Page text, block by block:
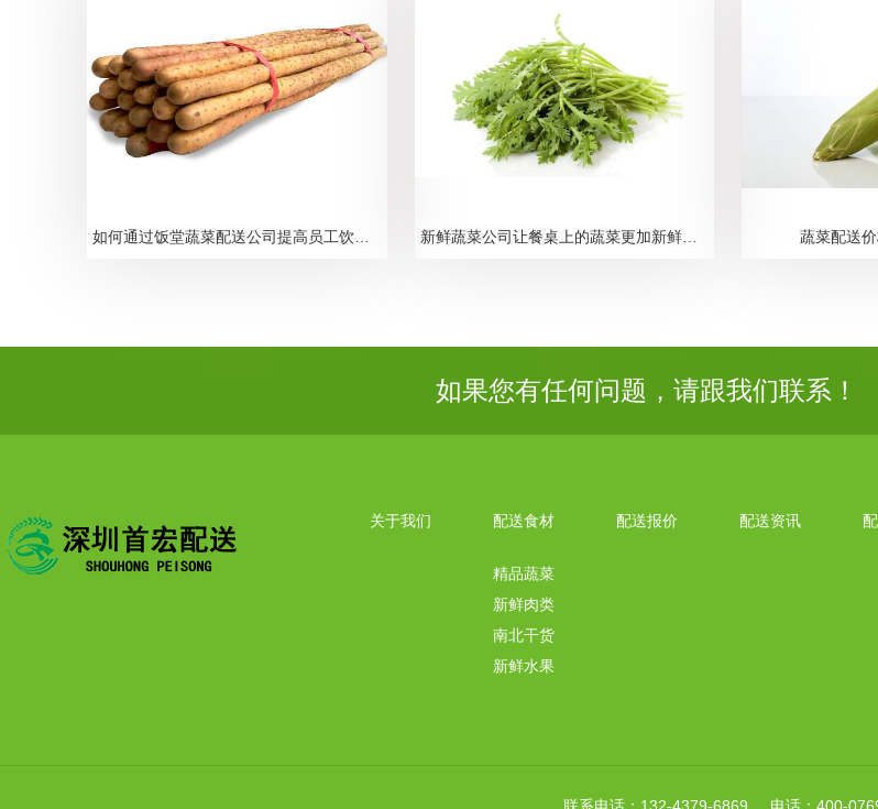
新鲜蔬菜公司让餐桌上的蔬菜更加新鲜健康 蔬菜配送
如果您有任何问题，请跟我们联系！
关于我们 配送食材
精品蔬菜
新鲜肉类
南北干货
新鲜水果
配送报价 配送资讯